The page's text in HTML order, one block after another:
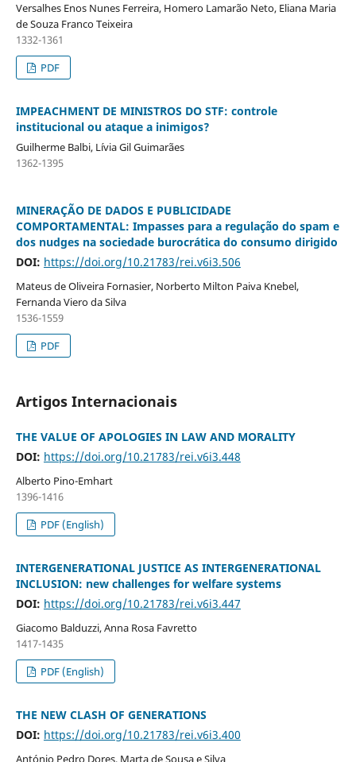
Versalhes Enos Nunes Ferreira, Homero Lamarão Neto, Eliana Maria
de Souza Franco Teixeira
1332-1361
PDF
IMPEACHMENT DE MINISTROS DO STF: controle
institucional ou ataque a inimigos?
Guilherme Balbi, Lívia Gil Guimarães
1362-1395
MINERAÇÃO DE DADOS E PUBLICIDADE
COMPORTAMENTAL: Impasses para a regulação do spam e
dos nudges na sociedade burocrática do consumo dirigido
DOI: https://doi.org/10.21783/rei.v6i3.506
Mateus de Oliveira Fornasier, Norberto Milton Paiva Knebel,
Fernanda Viero da Silva
1536-1559
PDF
Artigos Internacionais
THE VALUE OF APOLOGIES IN LAW AND MORALITY
DOI: https://doi.org/10.21783/rei.v6i3.448
Alberto Pino-Emhart
1396-1416
PDF (English)
INTERGENERATIONAL JUSTICE AS INTERGENERATIONAL
INCLUSION: new challenges for welfare systems
DOI: https://doi.org/10.21783/rei.v6i3.447
Giacomo Balduzzi, Anna Rosa Favretto
1417-1435
PDF (English)
THE NEW CLASH OF GENERATIONS
DOI: https://doi.org/10.21783/rei.v6i3.400
António Pedro Dores, Marta de Sousa e Silva